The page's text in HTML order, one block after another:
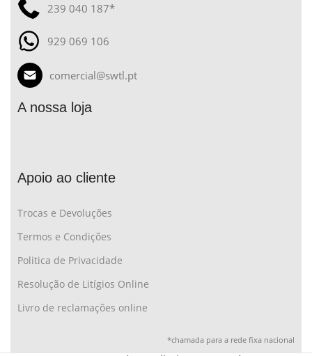
239 040 187*
929 069 106
comercial@swtl.pt
A nossa loja
Apoio ao cliente
Trocas e Devoluções
Termos e Condições
Politica de Privacidade
Resolução de Litígios Online
Livro de reclamações online
*chamada para a rede fixa nacional